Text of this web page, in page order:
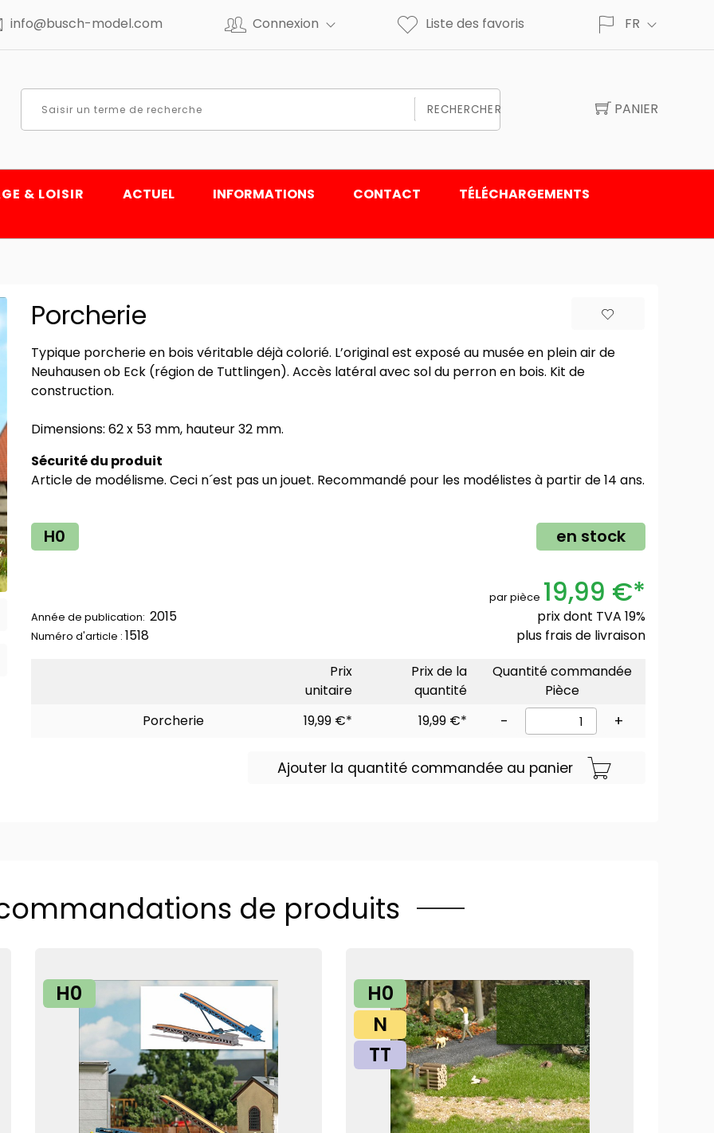
info@busch-model.com Connexion Liste des favoris FR
RECHERCHER PANIER
& LOISIR ACTUEL INFORMATIONS CONTACT TÉLÉCHARGEMENTS
Porcherie
Typique porcherie en bois véritable déjà colorié. L’original est exposé au musée en plein air de
Neuhausen ob Eck (région de Tuttlingen). Accès latéral avec sol du perron en bois. Kit de
construction.
Dimensions: 62 x 53 mm, hauteur 32 mm.
Sécurité du produit
Article de modélisme. Ceci n´est pas un jouet. Recommandé pour les modélistes à partir de 14 ans.
H0 en stock
Année de publication: 2015
Numéro d'article : 1518
par pièce 19,99 €*
prix dont TVA 19%
plus frais de livraison
Prix
unitaire
Prix de la
quantité
Quantité commandée
Pièce
Porcherie
19,99 €* 19,99 €* - +
Ajouter la quantité commandée au panier
de produits
H0
H0
N
TT